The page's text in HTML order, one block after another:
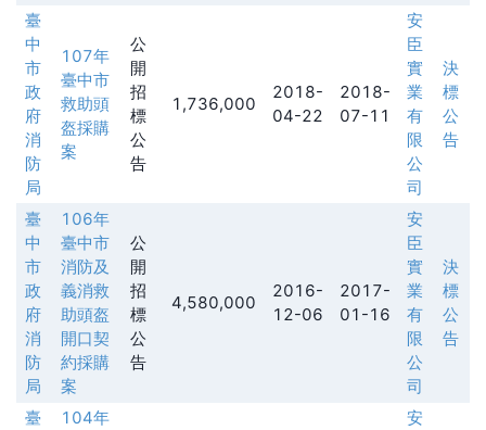
臺
中
市
政
府
消
防
局
107年
臺中市
救助頭
盔採購
案
公
開
招
標
公
告
1,736,000
2018-
04-22
2018-
07-11
安
臣
實
業
有
限
公
司
決
標
公
告
臺
中
市
政
府
消
防
局
106年
臺中市
消防及
義消救
助頭盔
開口契
約採購
案
公
開
招
標
公
告
4,580,000
2016-
12-06
2017-
01-16
安
臣
實
業
有
限
公
司
決
標
公
告
臺 104年 安